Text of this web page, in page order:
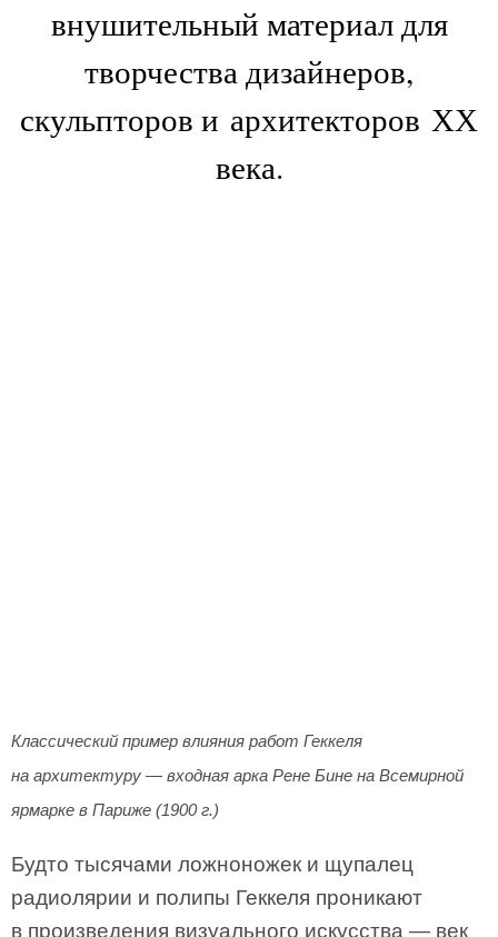
внушительный материал для
творчества дизайнеров,
скульпторов и архитекторов ХХ
века.
Классический пример влияния работ Геккеля
на архитектуру — входная арка Рене Бине на Всемирной
ярмарке в Париже (1900 г.)
Будто тысячами ложноножек и щупалец
радиолярии и полипы Геккеля проникают
в произведения визуального искусства — век